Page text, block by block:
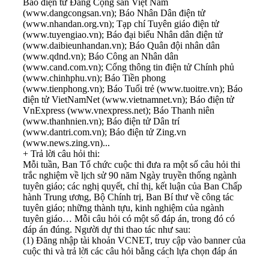
Báo điện tử Đảng Cộng sản Việt Nam
(www.dangcongsan.vn); Báo Nhân Dân điện tử
(www.nhandan.org.vn); Tạp chí Tuyên giáo điện tử
(www.tuyengiao.vn); Báo đại biểu Nhân dân điện tử
(www.daibieunhandan.vn); Báo Quân đội nhân dân
(www.qdnd.vn); Báo Công an Nhân dân
(www.cand.com.vn); Cổng thông tin điện tử Chính phủ
(www.chinhphu.vn); Báo Tiền phong
(www.tienphong.vn); Báo Tuổi trẻ (www.tuoitre.vn); Báo
điện tử VietNamNet (www.vietnamnet.vn); Báo điện tử
VnExpress (www.vnexpress.net); Báo Thanh niên
(www.thanhnien.vn); Báo điện tử Dân trí
(www.dantri.com.vn); Báo điện tử Zing.vn
(www.news.zing.vn)...
+ Trả lời câu hỏi thi:
Mỗi tuần, Ban Tổ chức cuộc thi đưa ra một số câu hỏi thi
trắc nghiệm về lịch sử 90 năm Ngày truyền thống ngành
tuyên giáo; các nghị quyết, chỉ thị, kết luận của Ban Chấp
hành Trung ương, Bộ Chính trị, Ban Bí thư về công tác
tuyên giáo; những thành tựu, kinh nghiệm của ngành
tuyên giáo… Mỗi câu hỏi có một số đáp án, trong đó có
đáp án đúng. Người dự thi thao tác như sau:
(1) Đăng nhập tài khoản VCNET, truy cập vào banner của
cuộc thi và trả lời các câu hỏi bằng cách lựa chọn đáp án